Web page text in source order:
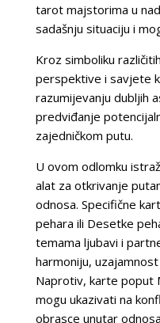
tarot majstorima u
sadašnju situaciju i
Kroz simboliku
perspektive i savjete
razumijevanju dubljih
predviđanje
zajedničkom putu.
U ovom odlomku
alat za otkrivanje
odnosa. Specifične
pehara ili Desetke
temama ljubavi i
harmoniju,
Naprotiv, karte poput
mogu ukazivati na
obrasce unutar